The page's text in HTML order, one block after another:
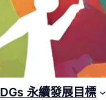
永續發展目標